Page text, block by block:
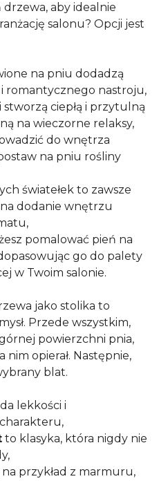
aby idealnie
salonu? Opcji jest
na pniu dodadzą
nastroju,
stworzą ciepłą i przytulną
na wieczorne relaksy,
do wnętrza
na pniu rośliny
światełek to zawsze
dodanie wnętrzu
pomalować pień na
go do palety
w Twoim salonie.
jako stolika to
Przede wszystkim,
powierzchni pnia,
nim opierał. Następnie,
blat.
lekkości i
to klasyka, która nigdy nie
na przykład z marmuru,